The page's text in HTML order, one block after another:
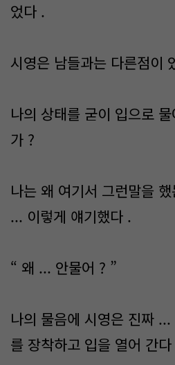
었다 .
시영은 남들과는 다른점이
나의 상태를 굳이 입으로
가 ?
나는 왜 여기서 그런말을
... 이렇게 얘기했다 .
“ 왜 ... 안물어 ? ”
나의 물음에 시영은 진짜
를 장착하고 입을 열어 간